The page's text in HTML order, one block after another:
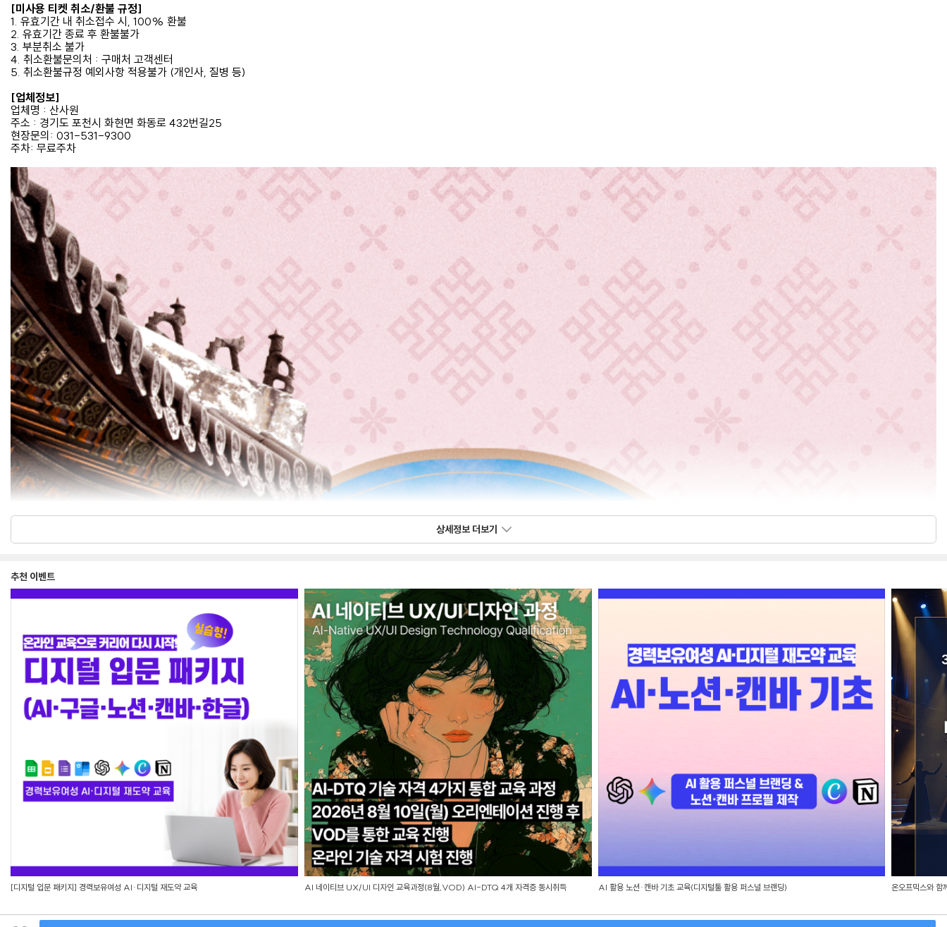
[미사용 티켓 취소/환불 규정]
1. 유효기간 내 취소접수 시, 100% 환불
2. 유효기간 종료 후 환불불가
3. 부분취소 불가
4. 취소환불문의처 : 구매처 고객센터
5. 취소환불규정 예외사항 적용불가 (개인사, 질병 등)
[업체정보]
업체명 : 산사원
주소 : 경기도 포천시 화현면 화동로 432번길25
현장문의: 031-531-9300
주차: 무료주차
상세정보 더보기
추천 이벤트
[디지털 입문 패키지] 경력보유여성 AI·디지털 재도약 교육 AI 네이티브 UX/UI 디자인 교육과정(8월,VOD) AI-DTQ 4개 자격증 동시취득 AI 활용 노션·캔바 기초 교육(디지털툴 활용 퍼스널 브랜딩) 온오프믹스와